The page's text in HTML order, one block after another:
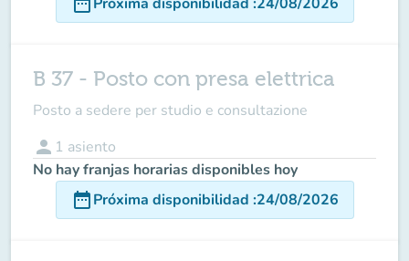
B 37 - Posto con presa elettrica
Posto a sedere per studio e consultazione
person 1 asiento
No hay franjas horarias disponibles hoy
date_rangePróxima disponibilidad :24/08/2026